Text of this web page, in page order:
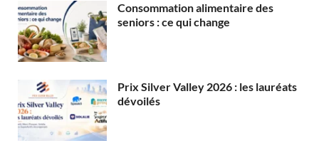
Consommation alimentaire des
seniors : ce qui change
Prix Silver Valley 2026 : les lauréats
dévoilés